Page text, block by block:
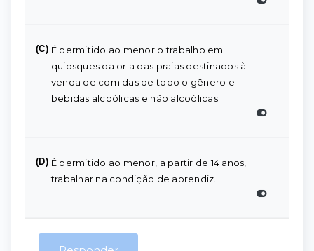
(C) É permitido ao menor o trabalho em
quiosques da orla das praias destinados à
venda de comidas de todo o gênero e
bebidas alcoólicas e não alcoólicas.
(D) É permitido ao menor, a partir de 14 anos,
trabalhar na condição de aprendiz.